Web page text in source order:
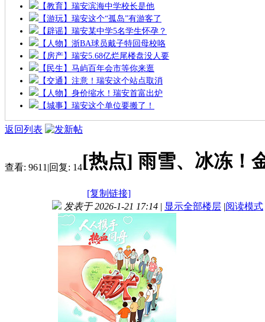
【教育】瑞安滨海中学校长是他
【游玩】瑞安这个“孤岛”有游客了
【辟谣】瑞安某中学5名学生怀孕？
【人物】浙BA球员戴子特回母校咯
【房产】瑞安5.68亿烂尾楼盘没人要
【民生】马屿百年会市等你来逛
【交通】注意！瑞安这个站点取消
【人物】身价缩水！瑞安首富出炉
【城事】瑞安这个单位要搬了！
返回列表
查看: 9611 |回复: 14[热点] 雨雪、冰冻！
[复制链接]
发表于 2026-1-21 17:14 | 显示全部楼层 |阅读模式